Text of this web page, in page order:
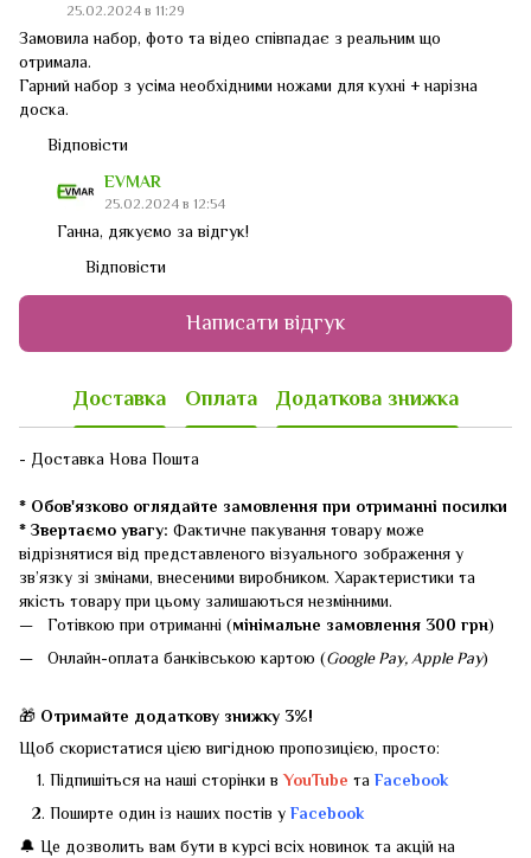
25.02.2024 в 11:29
Замовила набор, фото та відео співпадає з реальним що
отримала.
Гарний набор з усіма необхідними ножами для кухні + нарізна
доска.
Відповісти
EVMAR
25.02.2024 в 12:54
Ганна, дякуємо за відгук!
Відповісти
Написати відгук
Доставка Оплата Додаткова знижка
- Доставка Нова Пошта
* Обов'язково оглядайте замовлення при отриманні посилки
* Звертаємо увагу: Фактичне пакування товару може
відрізнятися від представленого візуального зображення у
зв’язку зі змінами, внесеними виробником. Характеристики та
якість товару при цьому залишаються незмінними.
Готівкою при отриманні (мінімальне замовлення 300 грн)
Онлайн-оплата банківською картою (Google Pay, Apple Pay)
🎁 Отримайте додаткову знижку 3%!
Щоб скористатися цією вигідною пропозицією, просто:
Підпишіться на наші сторінки вYouTube та Facebook
Поширте один із наших постів у Facebook
🔔 Це дозволить вам бути в курсі всіх новинок та акцій на